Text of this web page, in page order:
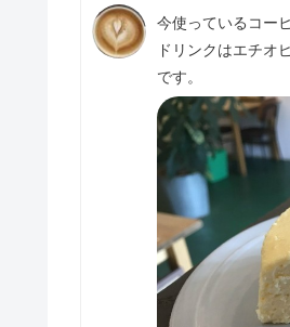
今使っているコー
ドリンクはエチ
です。